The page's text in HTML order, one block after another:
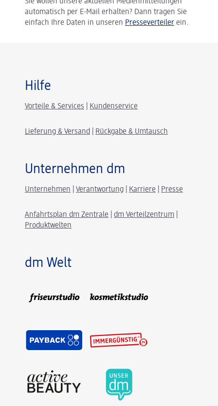
automatisch per E-Mail erhalten? Dann tragen Sie
einfach Ihre Daten in unseren Presseverteiler ein.
Hilfe
Vorteile & Services Kundenservice
Lieferung & Versand Rückgabe & Umtausch
Unternehmen dm
Unternehmen Verantwortung Karriere Presse
Anfahrtsplan dm Zentrale dm Verteilzentrum
Produktwelten
dm Welt